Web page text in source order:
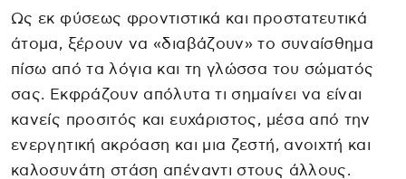
Ως εκ φύσεως φροντιστικά και προστατευτικά
άτομα, ξέρουν να «διαβάζουν» το συναίσθημα
πίσω από τα λόγια και τη γλώσσα του σώματός
σας. Εκφράζουν απόλυτα τι σημαίνει να είναι
κανείς προσιτός και ευχάριστος, μέσα από την
ενεργητική ακρόαση και μια ζεστή, ανοιχτή και
καλοσυνάτη στάση απέναντι στους άλλους.